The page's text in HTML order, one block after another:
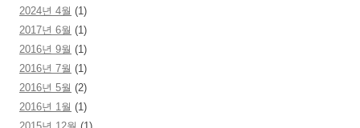
2024년 4월 (1)
2017년 6월 (1)
2016년 9월 (1)
2016년 7월 (1)
2016년 5월 (2)
2016년 1월 (1)